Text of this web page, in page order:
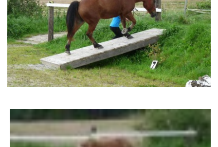
ECOLA EQUESTRIAN
PROBĚHLÉ AKCE
AKCE 2025